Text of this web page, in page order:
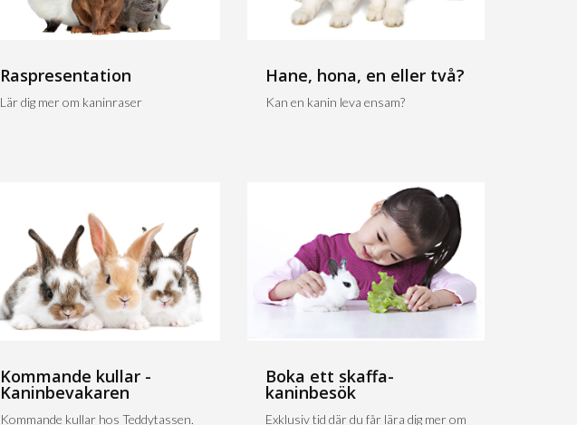
Raspresentation
Lär dig mer om kaninraser
Hane, hona, en eller två?
Kan en kanin leva ensam?
Kommande kullar -
Kaninbevakaren
Kommande kullar hos Teddytassen.
Boka ett skaffa-
kaninbesök
Exklusiv tid där du får lära dig mer om